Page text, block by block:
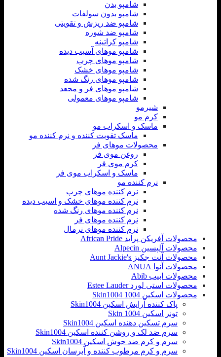
شامپو بدن
شامپو بدون سولفات
شامپو ضد ریزش و تقویتی
شامپو ضد شوره
شامپو کراتینه
شامپو موهای آسیب دیده
شامپو موهای چرب
شامپو موهای خشک
شامپو موهای رنگ شده
شامپو موهای فر و مجعد
شامپو موهای معمولی
شیرمو
کرم مو
ماسک و اسکراب مو
ماسک تقویت کننده و نرم کننده مو
محصولات موهای فر
روغن موی فر
کرم موی فر
ماسک و اسکراب موی فر
نرم کننده مو
نرم کننده موهای چرب
نرم کننده موهای خشک و اسیب دیده
نرم کننده موهای رنگ شده
نرم کننده موهای فر
نرم کننده موهای نرمال
محصولات آفریکن پراید African Pride
محصولات آلپسین Alpecin
محصولات آنت جکیز Aunt Jackie's
محصولات آنوا ANUA
محصولات ابیب Abib
محصولات استی لورد Estee Lauder
محصولات اسکین 1004 Skin1004
پاک کننده آرایش اسکین Skin1004
تونر اسکین Skin 1004
سرم تسکین دهنده اسکین Skin1004
سرم ضد لک و روشن کننده اسکین Skin1004
سرم و کرم ضد جوش اسکین Skin1004
سرم و کرم مرطوب کننده و آبرسان اسکین Skin1004